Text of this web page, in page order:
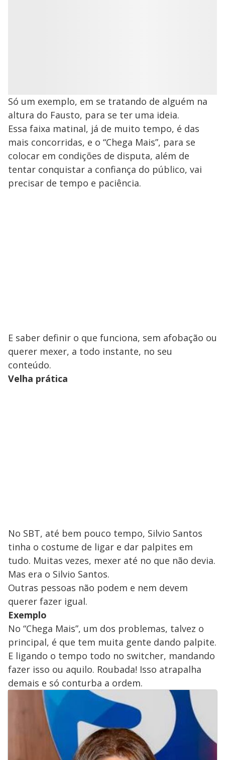
Só um exemplo, em se tratando de alguém na
altura do Fausto, para se ter uma ideia.
Essa faixa matinal, já de muito tempo, é das
mais concorridas, e o “Chega Mais”, para se
colocar em condições de disputa, além de
tentar conquistar a confiança do público, vai
precisar de tempo e paciência.
E saber definir o que funciona, sem afobação ou
querer mexer, a todo instante, no seu
conteúdo.
Velha prática
No SBT, até bem pouco tempo, Silvio Santos
tinha o costume de ligar e dar palpites em
tudo. Muitas vezes, mexer até no que não devia.
Mas era o Silvio Santos.
Outras pessoas não podem e nem devem
querer fazer igual.
Exemplo
No “Chega Mais”, um dos problemas, talvez o
principal, é que tem muita gente dando palpite.
E ligando o tempo todo no switcher, mandando
fazer isso ou aquilo. Roubada! Isso atrapalha
demais e só conturba a ordem.